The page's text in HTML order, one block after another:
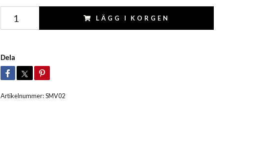
LÄGG I KORGEN
Dela
Artikelnummer:SMV02